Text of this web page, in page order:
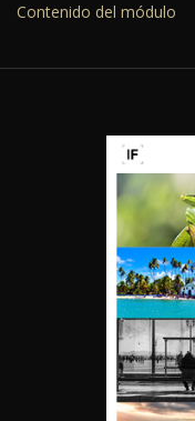
Contenido del módulo